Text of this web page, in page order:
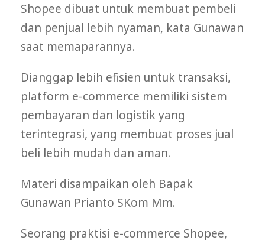
Shopee dibuat untuk membuat pembeli
dan penjual lebih nyaman, kata Gunawan
saat memaparannya.
Dianggap lebih efisien untuk transaksi,
platform e-commerce memiliki sistem
pembayaran dan logistik yang
terintegrasi, yang membuat proses jual
beli lebih mudah dan aman.
Materi disampaikan oleh Bapak
Gunawan Prianto SKom Mm.
Seorang praktisi e-commerce Shopee,